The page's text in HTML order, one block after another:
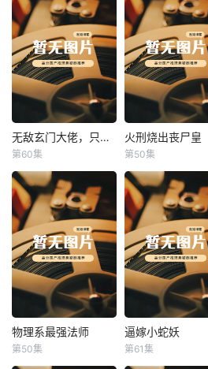
无敌玄门大佬，只听姐姐的话 无敌玄门大佬，只听姐姐的话
第60集
火刑烧出丧尸皇
火刑烧出丧尸皇
第50集
物理系最强法师
物理系最强法师
第50集
逼嫁小蛇妖
逼嫁小蛇妖
第61集